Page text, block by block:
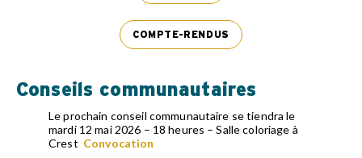
COMPTE-RENDUS
Conseils communautaires
Le prochain conseil communautaire se tiendra le
mardi 12 mai 2026 – 18 heures – Salle coloriage à
Crest Convocation